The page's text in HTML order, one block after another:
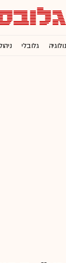
גלובלי